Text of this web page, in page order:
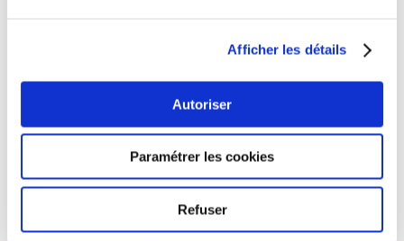
Afficher les détails
Autoriser
Paramétrer les cookies
Refuser
Gestion de la
passe et traçabilité
Relation technique avec
vos autres fournisseurs